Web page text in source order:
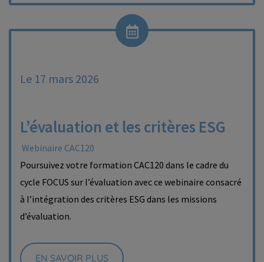
Le 17 mars 2026
L’évaluation et les critères ESG
Webinaire CAC120
Poursuivez votre formation CAC120 dans le cadre du
cycle FOCUS sur l’évaluation avec ce webinaire consacré
à l’intégration des critères ESG dans les missions
d’évaluation.
EN SAVOIR PLUS